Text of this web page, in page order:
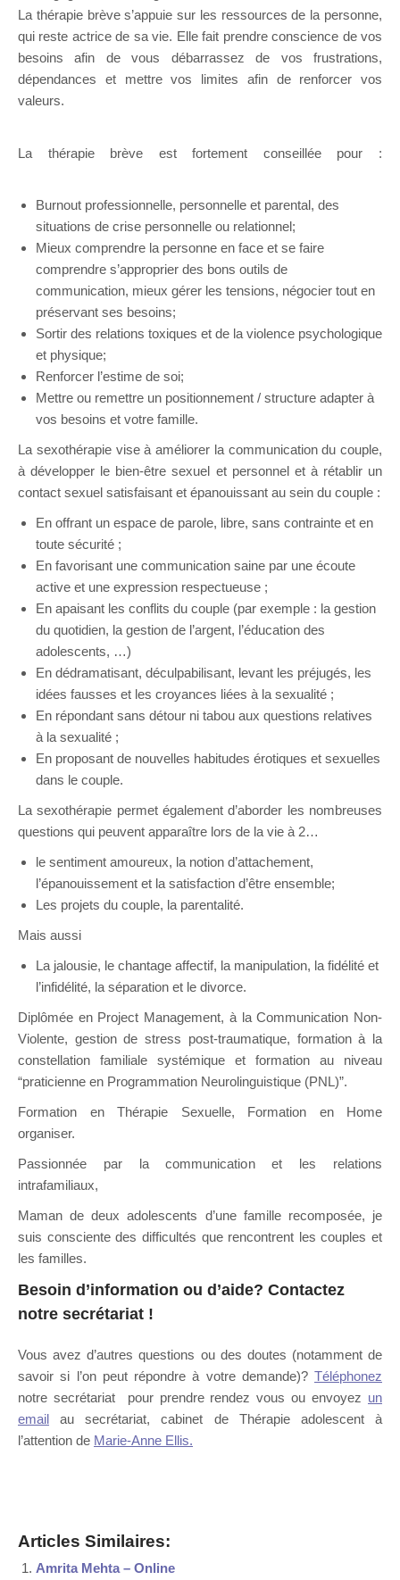
La thérapie brève s’appuie sur les ressources de la personne,
qui reste actrice de sa vie. Elle fait prendre conscience de vos
besoins afin de vous débarrassez de vos frustrations,
dépendances et mettre vos limites afin de renforcer vos
valeurs.
La thérapie brève est fortement conseillée pour :
Burnout professionnelle, personnelle et parental, des
situations de crise personnelle ou relationnel;
Mieux comprendre la personne en face et se faire
comprendre s’approprier des bons outils de
communication, mieux gérer les tensions, négocier tout en
préservant ses besoins;
Sortir des relations toxiques et de la violence psychologique
et physique;
Renforcer l’estime de soi;
Mettre ou remettre un positionnement / structure adapter à
vos besoins et votre famille.
La sexothérapie vise à améliorer la communication du couple,
à développer le bien-être sexuel et personnel et à rétablir un
contact sexuel satisfaisant et épanouissant au sein du couple :
En offrant un espace de parole, libre, sans contrainte et en
toute sécurité ;
En favorisant une communication saine par une écoute
active et une expression respectueuse ;
En apaisant les conflits du couple (par exemple : la gestion
du quotidien, la gestion de l’argent, l’éducation des
adolescents, …)
En dédramatisant, déculpabilisant, levant les préjugés, les
idées fausses et les croyances liées à la sexualité ;
En répondant sans détour ni tabou aux questions relatives
à la sexualité ;
En proposant de nouvelles habitudes érotiques et sexuelles
dans le couple.
La sexothérapie permet également d’aborder les nombreuses
questions qui peuvent apparaître lors de la vie à 2…
le sentiment amoureux, la notion d’attachement,
l’épanouissement et la satisfaction d’être ensemble;
Les projets du couple, la parentalité.
Mais aussi
La jalousie, le chantage affectif, la manipulation, la fidélité et
l’infidélité, la séparation et le divorce.
Diplômée en Project Management, à la Communication Non-
Violente, gestion de stress post-traumatique, formation à la
constellation familiale systémique et formation au niveau
“praticienne en Programmation Neurolinguistique (PNL)”.
Formation en Thérapie Sexuelle, Formation en Home
organiser.
Passionnée par la communication et les relations
intrafamiliaux,
Maman de deux adolescents d’une famille recomposée, je
suis consciente des difficultés que rencontrent les couples et
les familles.
Besoin d’information ou d’aide? Contactez
notre secrétariat !
Vous avez d’autres questions ou des doutes (notamment de
savoir si l’on peut répondre à votre demande)? Téléphonez
notre secrétariat pour prendre rendez vous ou envoyez un
email au secrétariat, cabinet de Thérapie adolescent à
l’attention de Marie-Anne Ellis.
Articles Similaires:
Amrita Mehta – Online